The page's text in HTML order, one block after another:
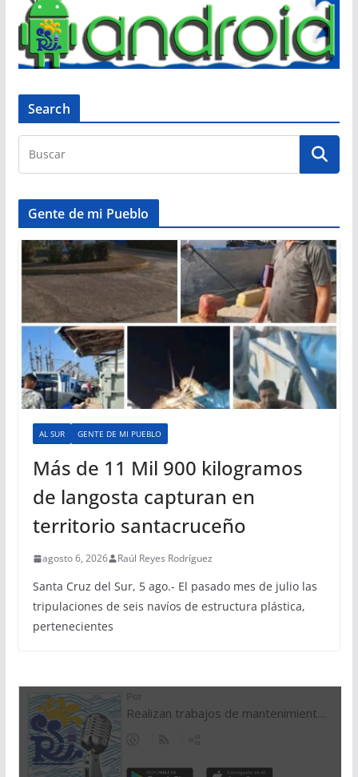
Search
Gente de mi Pueblo
AL SUR GENTE DE MI PUEBLO
Más de 11 Mil 900 kilogramos
de langosta capturan en
territorio santacruceño
agosto 6, 2026 Raúl Reyes Rodríguez
Santa Cruz del Sur, 5 ago.- El pasado mes de julio las
tripulaciones de seis navíos de estructura plástica,
pertenecientes